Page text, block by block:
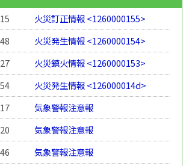
火災訂正情報 <1260000155>
火災発生情報 <1260000154>
火災鎮火情報 <1260000153>
火災発生情報 <126000014d>
気象警報注意報
気象警報注意報
気象警報注意報